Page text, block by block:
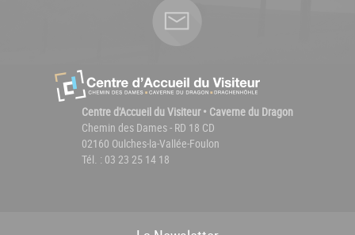
Centre d'Accueil du Visiteur • Caverne du Dragon
Chemin des Dames - RD 18 CD
02160 Oulches-la-Vallée-Foulon
Tél. : 03 23 25 14 18